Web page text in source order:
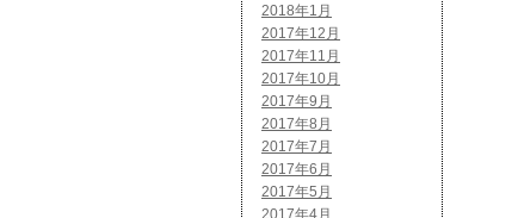
2018年1月
2017年12月
2017年11月
2017年10月
2017年9月
2017年8月
2017年7月
2017年6月
2017年5月
2017年4月